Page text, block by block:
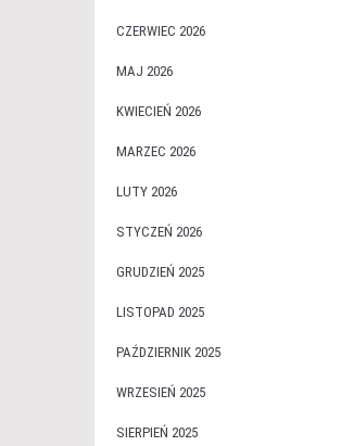
CZERWIEC 2026
MAJ 2026
KWIECIEŃ 2026
MARZEC 2026
LUTY 2026
STYCZEŃ 2026
GRUDZIEŃ 2025
LISTOPAD 2025
PAŹDZIERNIK 2025
WRZESIEŃ 2025
SIERPIEŃ 2025